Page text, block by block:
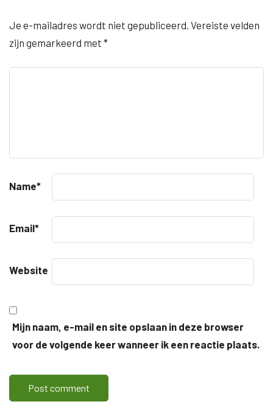
Je e-mailadres wordt niet gepubliceerd. Vereiste velden
zijn gemarkeerd met *
Name*
Email*
Website
Mijn naam, e-mail en site opslaan in deze browser
voor de volgende keer wanneer ik een reactie plaats.